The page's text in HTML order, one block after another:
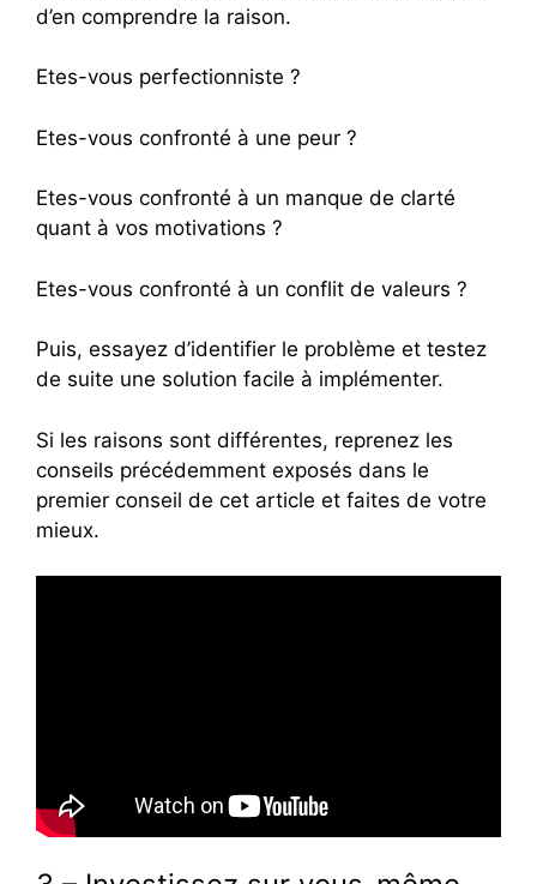
d’en comprendre la raison.
Etes-vous perfectionniste ?
Etes-vous confronté à une peur ?
Etes-vous confronté à un manque de clarté
quant à vos motivations ?
Etes-vous confronté à un conflit de valeurs ?
Puis, essayez d’identifier le problème et testez
de suite une solution facile à implémenter.
Si les raisons sont différentes, reprenez les
conseils précédemment exposés dans le
premier conseil de cet article et faites de votre
mieux.